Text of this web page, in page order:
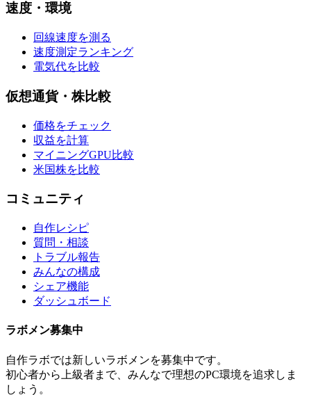
速度・環境
回線速度を測る
速度測定ランキング
電気代を比較
仮想通貨・株比較
価格をチェック
収益を計算
マイニングGPU比較
米国株を比較
コミュニティ
自作レシピ
質問・相談
トラブル報告
みんなの構成
シェア機能
ダッシュボード
ラボメン募集中
自作ラボでは新しいラボメンを募集中です。
初心者から上級者まで、みんなで理想のPC環境を追求しま
しょう。